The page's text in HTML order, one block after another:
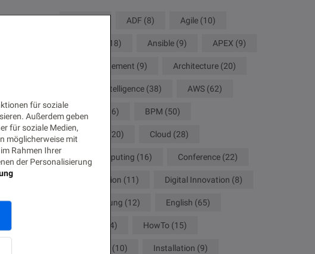
für soziale
Außerdem geben
für soziale Medien,
möglicherweise mit
Rahmen Ihrer
der Personalisierung
ADF (8) Agile (10)
(18) Ansible (9) APEX (9)
API Management (9) Architecture (20)
Artificial Intelligence (38) AWS (62)
Big Data (16) BPM (50)
Camunda (20) Cloud (28)
Cloud Computing (16) Conference (22)
Configuration (11) Digital Innovation (8)
Digitalisierung (12) English (65)
(34) HowTo (15)
(10) Installation (9)